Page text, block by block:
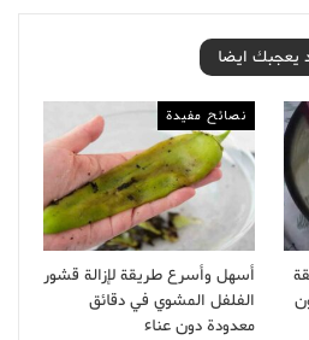
يعجبك ايضا
نصائح مفيدة
أسهل وأسرع طريقة لإزالة قشور
الفلفل المشوي في دقائق
معدودة دون عناء